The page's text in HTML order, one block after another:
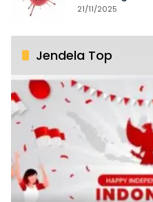
21/11/2025
Jendela Top